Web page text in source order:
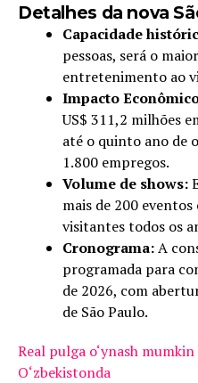
Detalhes da nova
Capacidade
pessoas, será o
entretenimento ao
Impacto
US$ 311,2 milhões
até o quinto ano de
1.800 empregos.
Volume de shows:
mais de 200
visitantes todos os
Cronograma:A
programada para
de 2026, com
de São Paulo.
Real pulga o‘ynash
O‘zbekistonda